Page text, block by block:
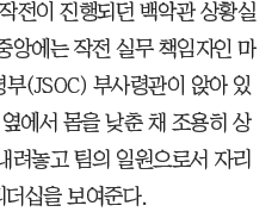
전이 진행되던 백악관 상황실
앙에는 작전 실무 책임자인 마
(JSOC) 부사령관이 앉아 있
에서 몸을 낮춘 채 조용히 상
려놓고 팀의 일원으로서 자리
십을 보여준다.